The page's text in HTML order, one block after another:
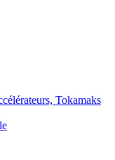
Tokamaks